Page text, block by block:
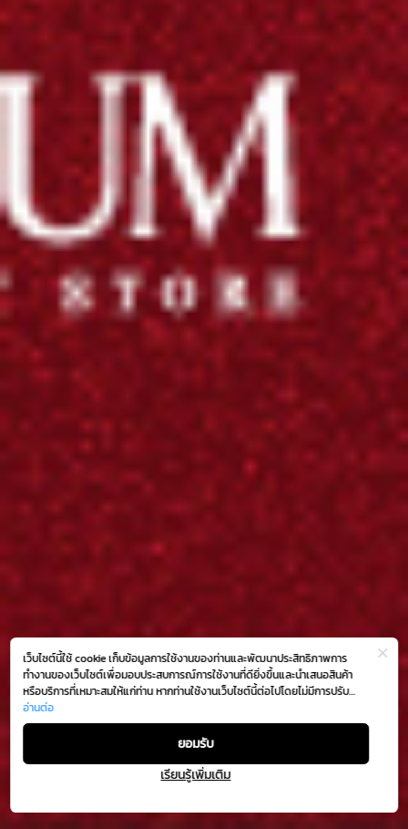
เว็บไซต์นี้ใช้ cookie เก็บข้อมูลการใช้งานของท่านและพัฒนาประสิทธิภาพการ
ทำงานของเว็บไซต์เพื่อมอบประสบการณ์การใช้งานที่ดียิ่งขึ้นและนำเสนอสินค้า
หรือบริการที่เหมาะสมให้แก่ท่าน หากท่านใช้งานเว็บไซต์นี้ต่อไปโดยไม่มีการปรับ
ตั้งค่าใดๆ ถือว่าท่านยอมรับตาม
ของเรา
อ่านต่อ
ยอมรับ
เรียนรู้เพิ่มเติม